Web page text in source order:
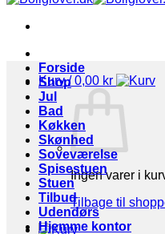
Kurv /0,00 kr
Ingen varer i
Tilbage til
Forside
Shop
Jul
Bad
Køkken
Skønhed
Soveværelse
Spisestuen
Stuen
Tilbud
Udendørs
Hjemme kontor